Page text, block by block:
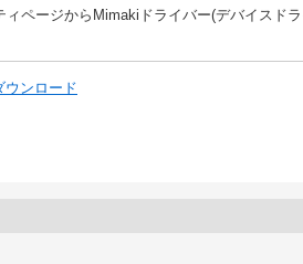
ページからMimakiドライバー(デバイスド
ウンロード